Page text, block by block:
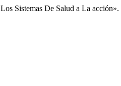
Sistemas De Salud a La acción».